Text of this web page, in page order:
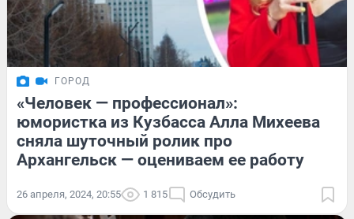
ГОРОД
«Человек — профессионал»:
юмористка из Кузбасса Алла Михеева
сняла шуточный ролик про
Архангельск — оцениваем ее работу
26 апреля, 2024, 20:55 1 815 Обсудить